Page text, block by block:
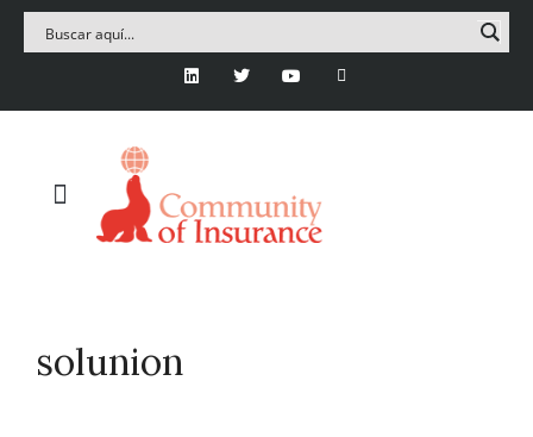
solunion